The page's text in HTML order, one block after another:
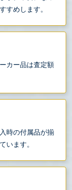
すめします。
カー品は査定額
時の付属品が揃
います。